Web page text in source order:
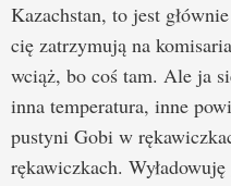
Kazachstan, to jest
cię zatrzymują na
wciąż, bo coś tam. Ale ja
inna temperatura, inne
pustyni Gobi w
rękawiczkach.